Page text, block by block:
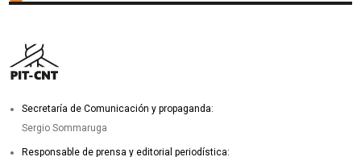
Secretaría de Comunicación y propaganda:
Sergio Sommaruga
Responsable de prensa y editorial periodística: